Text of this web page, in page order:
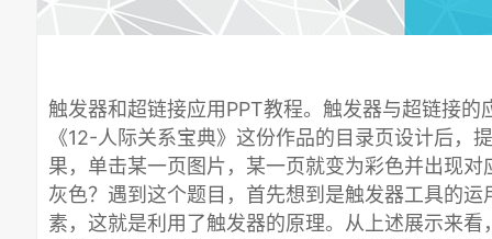
触发器和超链接应用PPT教程。触发器与超链接的
《12-人际关系宝典》这份作品的目录页设计后，
果，单击某一页图片，某一页就变为彩色并出现
灰色？遇到这个题目，首先想到是触发器工具的
素，这就是利用了触发器的原理。从上述展示来